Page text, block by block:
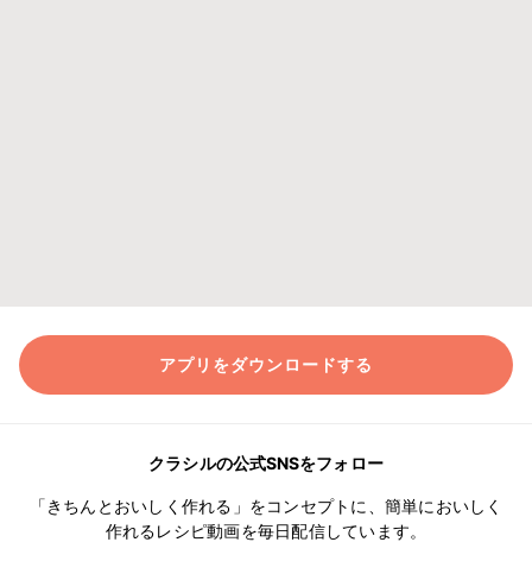
アプリをダウンロードする
クラシルの公式SNSをフォロー
「きちんとおいしく作れる」をコンセプトに、簡単においしく
作れるレシピ動画を毎日配信しています。